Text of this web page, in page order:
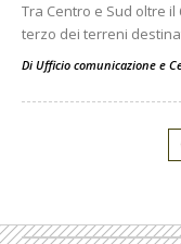
Tra Centro e Sud oltre
terzo dei terreni
Di Ufficio comunicazione e